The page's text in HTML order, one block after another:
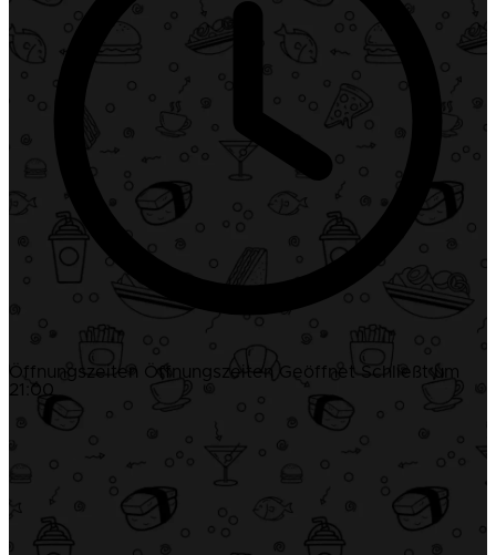
Öffnungszeiten Öffnungszeiten Geöffnet Schließt um
21:00